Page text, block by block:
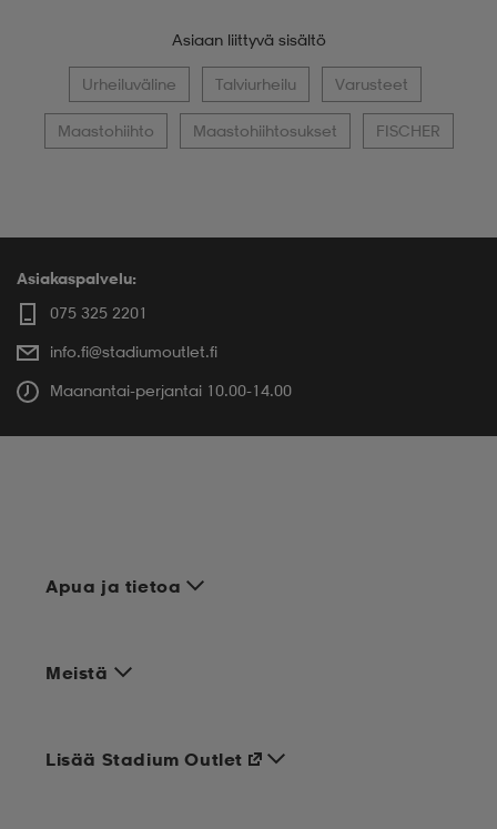
Asiaan liittyvä sisältö
Urheiluväline Talviurheilu Varusteet
Maastohiihto Maastohiihtosukset FISCHER
Asiakaspalvelu:
075 325 2201
info.fi@stadiumoutlet.fi
Maanantai-perjantai 10.00-14.00
Apua ja tietoa
Meistä
Lisää Stadium Outlet